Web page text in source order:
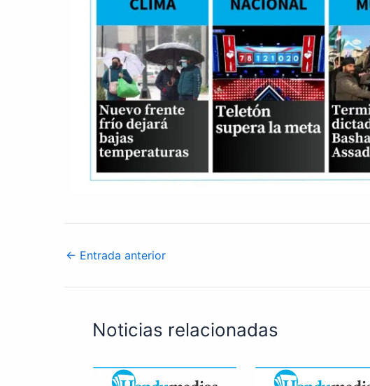
← Entrada anterior
Noticias relacionadas